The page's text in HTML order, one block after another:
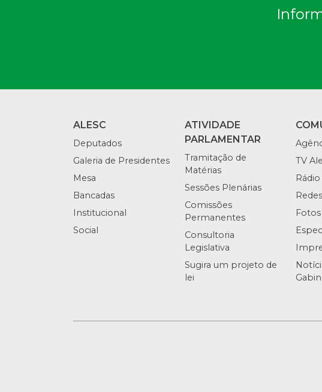
ALESC
Deputados
Galeria de Presidentes
Mesa
Bancadas
Institucional
Social
ATIVIDADE
PARLAMENTAR
Tramitação de
Matérias
Sessões Plenárias
Comissões
Permanentes
Consultoria
Legislativa
Sugira um projeto de
lei
TV
Fotos